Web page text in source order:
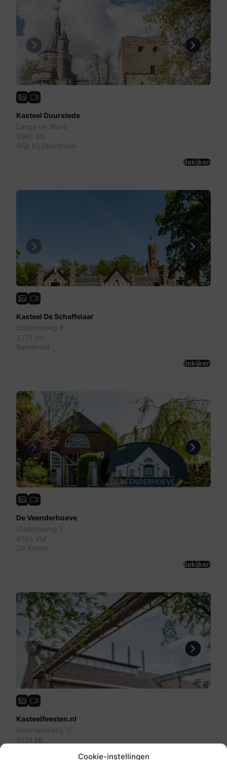
Cookie-instellingen
Previous Next
Kasteel Duurstede
Langs de Wal 6
3961 AB
Wijk bij Duurstede
Bekijken
Previous Next
Kasteel De Schaffelaar
Stationsweg 6
3771 VH
Barneveld
Bekijken
Previous Next
De Veenderhoeve
Stationsweg 5
6745 XM
De Klomp
Bekijken
Previous Next
Kasteelfeesten.nl
Marchandweg 17
3771 ML